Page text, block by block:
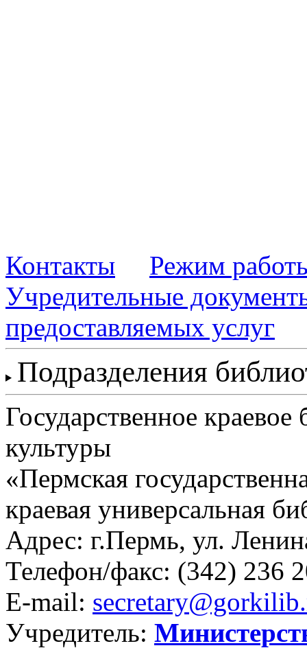
Контакты
Режим
Учредительные
предоставляемых услуг
Подразделения
Государственное
культуры
«Пермская
краевая универсальная
Адрес: г.Пермь, ул.
Телефон/факс: (342) 236
E-mail:
Учредитель: